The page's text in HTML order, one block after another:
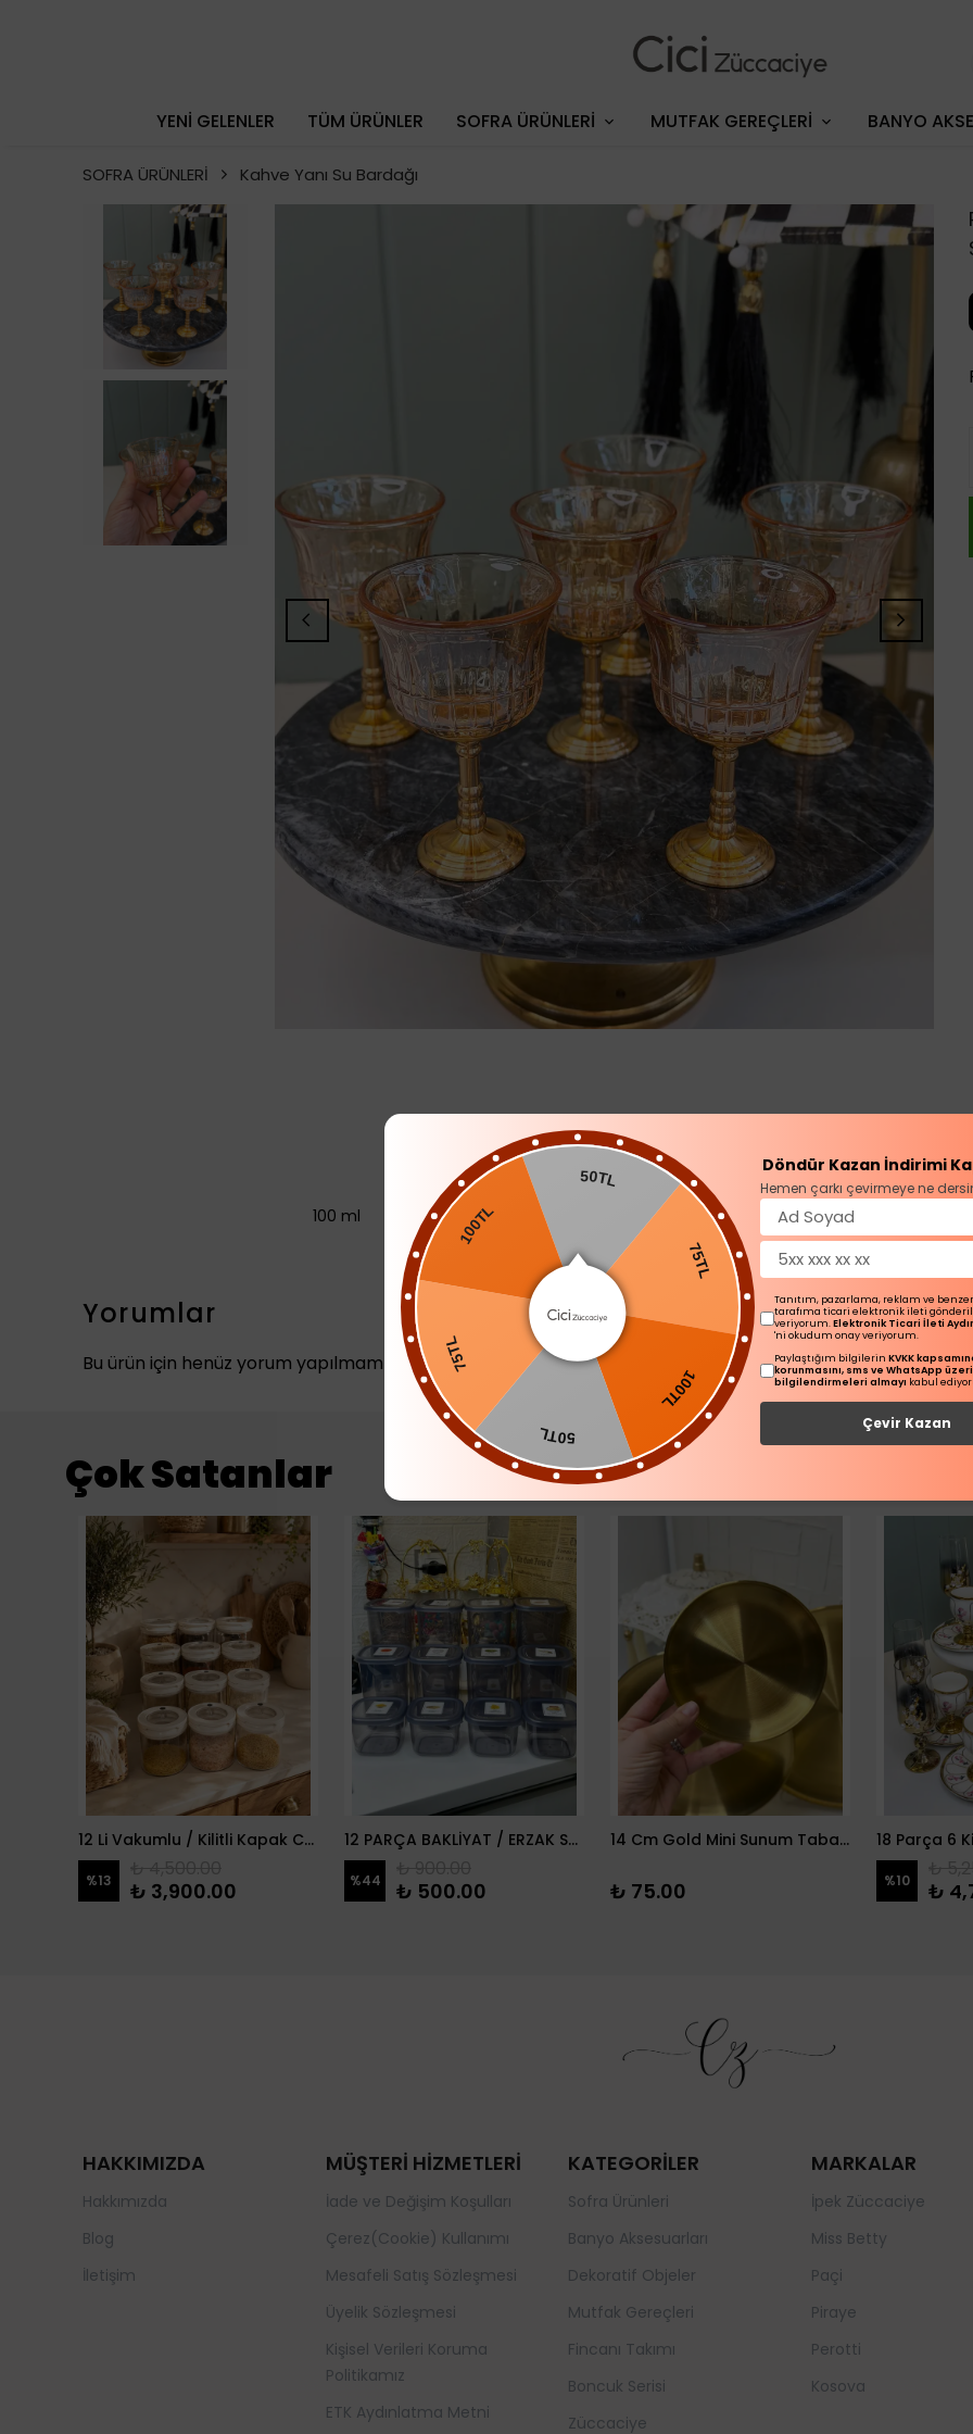
YENİ GELENLER TÜM ÜRÜNLER SOFRA ÜRÜNLERİ MUTFAK GEREÇLERİ BANYO
SOFRA ÜRÜNLERİ Kahve Yanı Su Bardağı
100 ml
Yorumlar
Bu ürün için henüz yorum yapılmamış.
Çok Satanlar
12 Li Vakumlu / Kilitli Kapak Cam Erzak Kabı / Kavanoz
%13 ₺ 3,900.00
12 PARÇA BAKLİYAT / ERZAK SETİ
%44 ₺ 500.00
14 Cm Gold Mini Sunum Tabağı
₺ 75.00 %10 ₺
HAKKIMIZDA
Hakkımızda
Blog
İletişim
MÜŞTERİ HİZMETLERİ
İade ve Değişim Koşulları
Çerez(Cookie) Kullanımı
Mesafeli Satış Sözleşmesi
Üyelik Sözleşmesi
Kişisel Verileri Koruma
Politikamız
ETK Aydınlatma Metni
KATEGORİLER
Sofra Ürünleri
Banyo Aksesuarları
Dekoratif Objeler
Mutfak Gereçleri
Fincanı Takımı
Boncuk Serisi
Züccaciye
MARKALAR
İpek Züccaciye
Miss Betty
Paçi
Piraye
Perotti
Kosova
75TL
50TL
75TL
100TL
Döndür Kazan İndirimi
Hemen çarkı çevirmeye ne
Tanıtım, pazarlama, reklam ve
tarafıma ticari elektronik ileti
veriyorum.Elektronik Ticari İleti
'ni okudum onay veriyorum.
Paylaştığım bilgilerin KVKK
korunmasını, sms ve WhatsApp
bilgilendirmeleri almayı kabul
Çevir Kazan